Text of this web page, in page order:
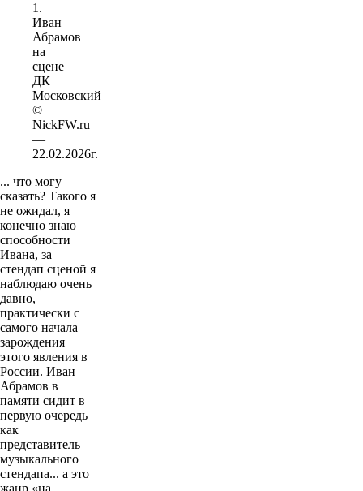
1.
Иван
Абрамов
на
сцене
ДК
Московский
©
NickFW.ru
—
22.02.2026г.
... что могу
сказать? Такого я
не ожидал, я
конечно знаю
способности
Ивана, за
стендап сценой я
наблюдаю очень
давно,
практически с
самого начала
зарождения
этого явления в
России. Иван
Абрамов в
памяти сидит в
первую очередь
как
представитель
музыкального
стендапа... а это
жанр «на